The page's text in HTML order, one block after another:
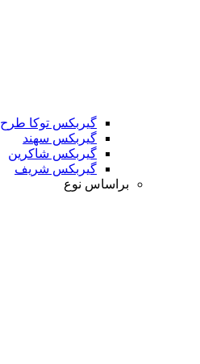
گیربکس توکا طرح
گیربکس سهند
گیربکس شاکرین
گیربکس شریف
براساس نوع